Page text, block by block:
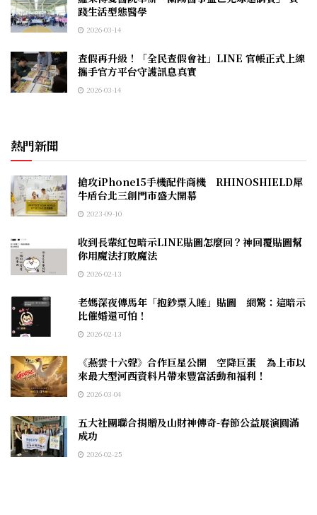
踐生活型態醫學
2026-03-14
查假再升級！「全民查假會社」LINE 官帳正式上線
攜手官方平台守護訊息真實
2026-03-14
熱門新聞
搶攻iPhone15手機配件商機 RHINOSHIELD犀
牛盾台北三創門市盛大開幕
2023-09-10
收到長輩紅包暗示LINE貼圖怎麼回？神回覆貼圖幫
你用魔法打敗魔法
2026-02-13
老媽深夜傳馬年「抱鈔票入睡」貼圖 網驚：這暗示
比催婚還可怕！
2026-02-13
《燕雲十六聲》合作巨星公開 空降巨蛋 為上市以
來最大型河西資料片帶來豐富活動和福利！
2026-03-04
五大社團聯合捐贈及山財神傳奇-春節公益展演圓滿
成功
2026-02-25